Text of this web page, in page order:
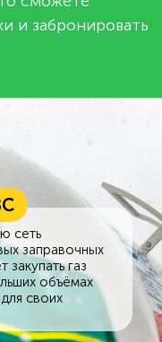
и забронировать
сеть
заправочных
газ
объёмах
своих